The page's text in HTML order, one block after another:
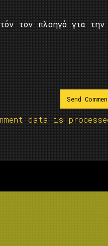
τον πλοηγό για την
data is